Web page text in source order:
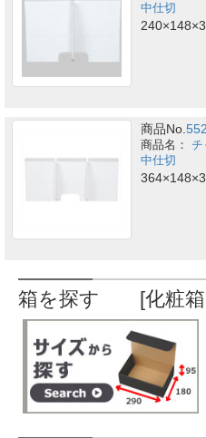
中仕切
商品No.
チ
中仕切
箱を探す [化粧箱